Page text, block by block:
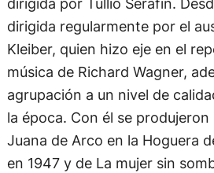
dirigida regularmente por el
Kleiber, quien hizo eje en el
música de Richard Wagner,
agrupación a un nivel de
la época. Con él se
Juana de Arco en la Hoguera
en 1947 y de La mujer sin